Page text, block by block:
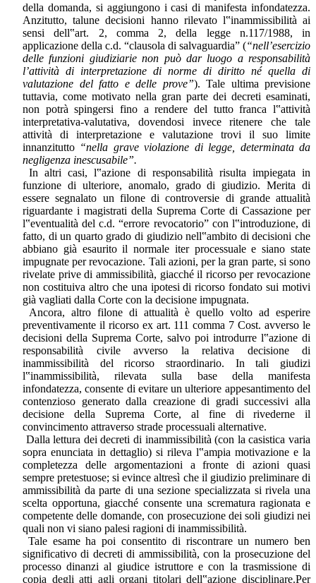
della domanda, si aggiungono i casi di manifesta infondatezza.
Anzitutto, talune decisioni hanno rilevato l‟inammissibilità ai
sensi dell‟art. 2, comma 2, della legge n.117/1988, in
applicazione della c.d. “clausola di salvaguardia” (“nell’esercizio
delle funzioni giudiziarie non può dar luogo a responsabilità
l’attività di interpretazione di norme di diritto né quella di
valutazione del fatto e delle prove”). Tale ultima previsione
tuttavia, come motivato nella gran parte dei decreti esaminati,
non potrà spingersi fino a rendere del tutto franca l‟attività
interpretativa-valutativa, dovendosi invece ritenere che tale
attività di interpretazione e valutazione trovi il suo limite
innanzitutto “nella grave violazione di legge, determinata da
negligenza inescusabile”.
In altri casi, l‟azione di responsabilità risulta impiegata in
funzione di ulteriore, anomalo, grado di giudizio. Merita di
essere segnalato un filone di controversie di grande attualità
riguardante i magistrati della Suprema Corte di Cassazione per
l‟eventualità del c.d. “errore revocatorio” con l‟introduzione, di
fatto, di un quarto grado di giudizio nell‟ambito di decisioni che
abbiano già esaurito il normale iter processuale e siano state
impugnate per revocazione. Tali azioni, per la gran parte, si sono
rivelate prive di ammissibilità, giacché il ricorso per revocazione
non costituiva altro che una ipotesi di ricorso fondato sui motivi
già vagliati dalla Corte con la decisione impugnata.
Ancora, altro filone di attualità è quello volto ad esperire
preventivamente il ricorso ex art. 111 comma 7 Cost. avverso le
decisioni della Suprema Corte, salvo poi introdurre l‟azione di
responsabilità civile avverso la relativa decisione di
inammissibilità del ricorso straordinario. In tali giudizi
l‟inammissibilità, rilevata sulla base della manifesta
infondatezza, consente di evitare un ulteriore appesantimento del
contenzioso generato dalla creazione di gradi successivi alla
decisione della Suprema Corte, al fine di rivederne il
convincimento attraverso strade processuali alternative.
Dalla lettura dei decreti di inammissibilità (con la casistica varia
sopra enunciata in dettaglio) si rileva l‟ampia motivazione e la
completezza delle argomentazioni a fronte di azioni quasi
sempre pretestuose; si evince altresì che il giudizio preliminare di
ammissibilità da parte di una sezione specializzata si rivela una
scelta opportuna, giacché consente una scrematura ragionata e
competente delle domande, con prosecuzione dei soli giudizi nei
quali non vi siano palesi ragioni di inammissibilità.
Tale esame ha poi consentito di riscontrare un numero ben
significativo di decreti di ammissibilità, con la prosecuzione del
processo dinanzi al giudice istruttore e con la trasmissione di
copia degli atti agli organi titolari dell‟azione disciplinare.Per